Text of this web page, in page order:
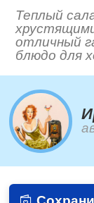
Теплый
отличный
блюдо для